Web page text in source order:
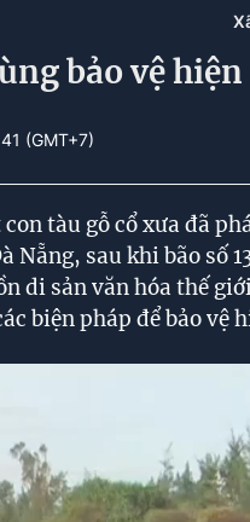
bảo vệ
(GMT+7)
tàu gỗ cổ xưa đã
Nẵng, sau khi bão số
di sản văn hóa thế
biện pháp để bảo vệ